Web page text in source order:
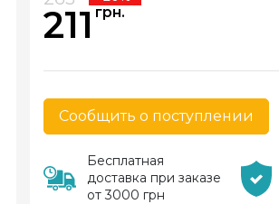
211 грн.
Сообщить о поступлении
Бесплатная
доставка при заказе
от 3000 грн